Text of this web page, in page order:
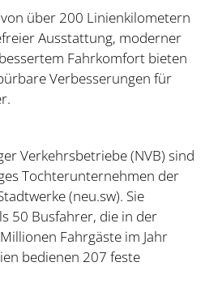
über 200 Linienkilometern
Ausstattung, moderner
Fahrkomfort bieten
Verbesserungen für
Verkehrsbetriebe (NVB) sind
Tochterunternehmen der
(neu.sw). Sie
50 Busfahrer, die in der
Fahrgäste im Jahr
bedienen 207 feste